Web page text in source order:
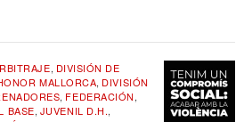
, DIVISIÓN DE
MALLORCA, DIVISIÓN
, FEDERACIÓN,
BASE, JUVENIL D.H.,